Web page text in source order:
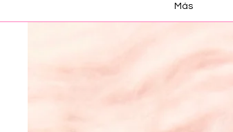
Más
Ir directamente a la información del producto